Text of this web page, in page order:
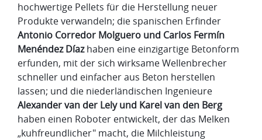
hochwertige Pellets für die Herstellung neuer
Produkte verwandeln; die spanischen Erfinder
Antonio Corredor Molguero und Carlos Fermín
Menéndez Díazhaben eine einzigartige Betonform
erfunden, mit der sich wirksame Wellenbrecher
schneller und einfacher aus Beton herstellen
lassen; und die niederländischen Ingenieure
Alexander van der Lely und Karel van den Berg
haben einen Roboter entwickelt, der das Melken
„kuhfreundlicher" macht, die Milchleistung